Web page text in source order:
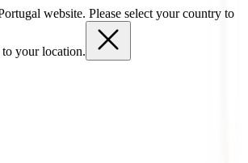
website. Please select your country to
your location.